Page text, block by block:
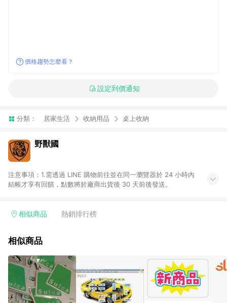
價格趨勢怎麼看？
設定到價通知
分類： 居家生活 收納用品 桌上收納
野獸國
注意事項：1.需透過 LINE 購物前往並在同一瀏覽器於 24 小時內
結帳才享有回饋，點數將於廠商出貨後 30 天前後發送。
相似商品 熱銷排行榜
相似商品